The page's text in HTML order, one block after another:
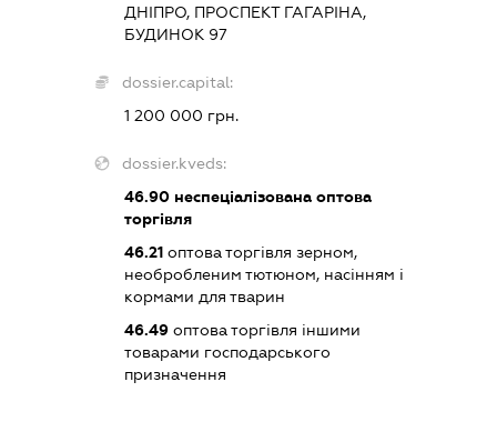
ДНІПРО, ПРОСПЕКТ ГАГАРІНА,
БУДИНОК 97
dossier.capital:
1 200 000 грн.
dossier.kveds:
46.90неспеціалізована оптова
торгівля
46.21оптова торгівля зерном,
необробленим тютюном, насінням і
кормами для тварин
46.49оптова торгівля іншими
товарами господарського
призначення